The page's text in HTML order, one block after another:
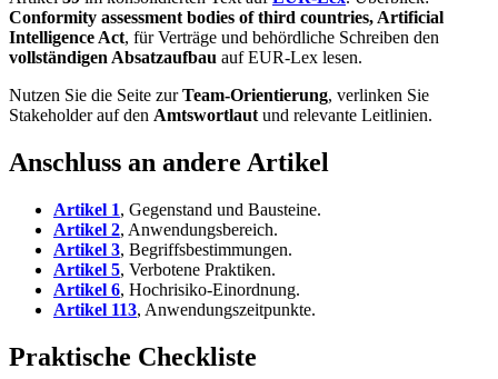
Conformity assessment bodies of third countries, Artificial
Intelligence Act, für Verträge und behördliche Schreiben den
vollständigen Absatzaufbau auf EUR-Lex lesen.
Nutzen Sie die Seite zurTeam-Orientierung, verlinken Sie
Stakeholder auf den Amtswortlautund relevante Leitlinien.
Anschluss an andere Artikel
Artikel 1, Gegenstand und Bausteine.
Artikel 2, Anwendungsbereich.
Artikel 3, Begriffsbestimmungen.
Artikel 5, Verbotene Praktiken.
Artikel 6, Hochrisiko-Einordnung.
Artikel 113, Anwendungszeitpunkte.
Praktische Checkliste